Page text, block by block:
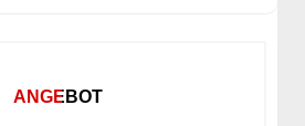
ANGEBOT